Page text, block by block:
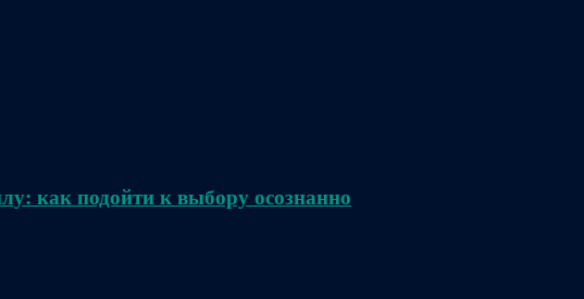
как подойти к выбору осознанно